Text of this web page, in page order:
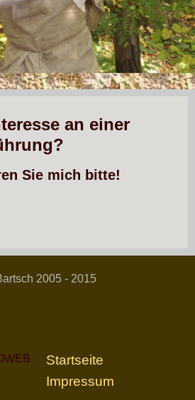
an einer
Sie mich bitte!
2005 - 2015
Startseite
Impressum